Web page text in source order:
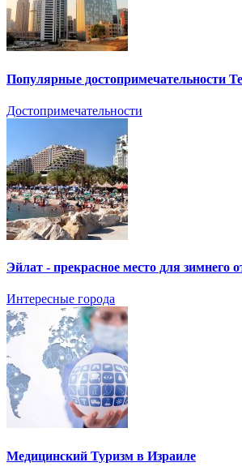
Популярные достопримечательности
Достопримечательности
Эйлат - прекрасное место для зимнего
Интересные города
Медицинский Туризм в Израиле